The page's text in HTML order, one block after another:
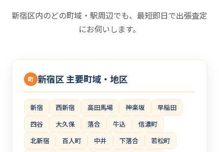
新宿区内のどの町域・駅周辺でも、最短即日で出張査定
にお伺いします。
町 新宿区 主要町域・地区
新宿 西新宿 高田馬場 神楽坂
早稲田
四谷
大久保 落合 牛込
信濃町
北新宿
百人町 中井 下落合
若松町